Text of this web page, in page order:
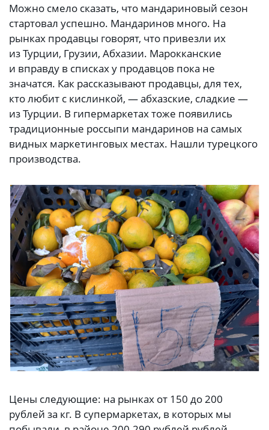
Можно смело сказать, что мандариновый сезон
стартовал успешно. Мандаринов много. На
рынках продавцы говорят, что привезли их
из Турции, Грузии, Абхазии. Марокканские
и вправду в списках у продавцов пока не
значатся. Как рассказывают продавцы, для тех,
кто любит с кислинкой, — абхазские, сладкие —
из Турции. В гипермаркетах тоже появились
традиционные россыпи мандаринов на самых
видных маркетинговых местах. Нашли турецкого
производства.
Цены следующие: на рынках от 150 до 200
рублей за кг. В супермаркетах, в которых мы